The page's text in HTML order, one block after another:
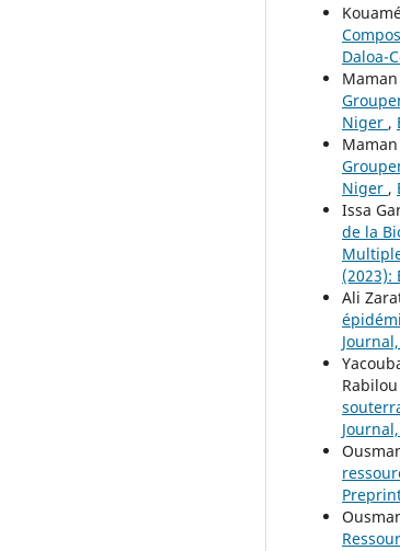
Daloa-
Niger ,
Niger ,
Issa
de la
(2023):
Ali